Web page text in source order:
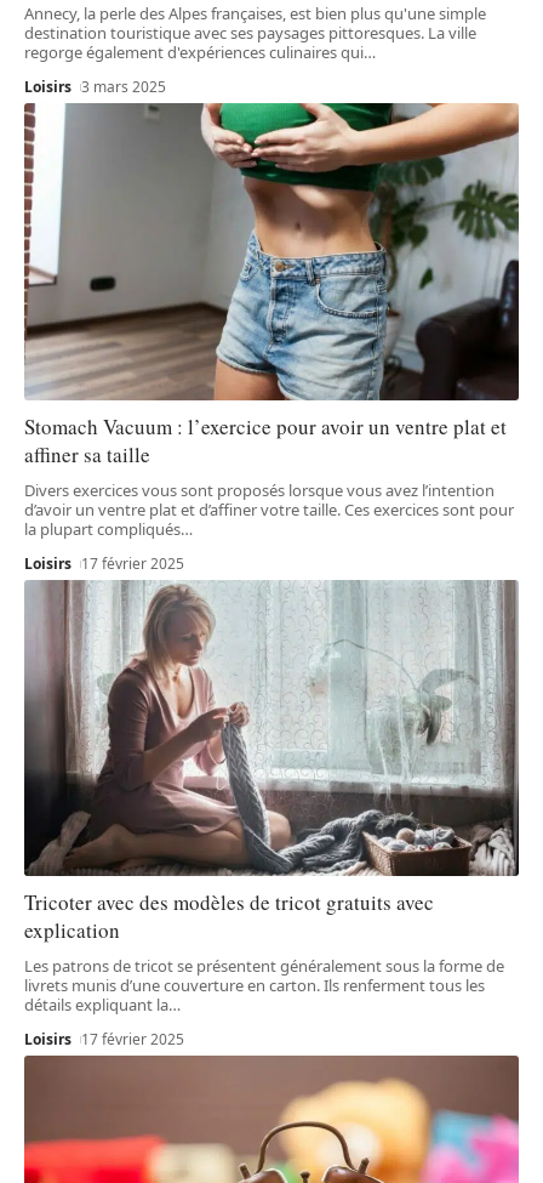
Annecy, la perle des Alpes françaises, est bien plus qu'une simple
destination touristique avec ses paysages pittoresques. La ville
regorge également d'expériences culinaires qui…
Loisirs 3 mars 2025
Stomach Vacuum : l’exercice pour avoir un ventre plat et
affiner sa taille
Divers exercices vous sont proposés lorsque vous avez l’intention
d’avoir un ventre plat et d’affiner votre taille. Ces exercices sont pour
la plupart compliqués…
Loisirs 17 février 2025
Tricoter avec des modèles de tricot gratuits avec
explication
Les patrons de tricot se présentent généralement sous la forme de
livrets munis d’une couverture en carton. Ils renferment tous les
détails expliquant la…
Loisirs 17 février 2025